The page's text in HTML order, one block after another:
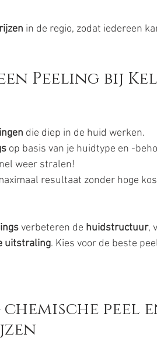
in de regio, zodat iedereen
Peeling bij
die diep in de huid werken.
op basis van je huidtype en -
weer stralen!
resultaat zonder hoge
verbeteren de huidstructuur,
uitstraling. Kies voor de beste
peel